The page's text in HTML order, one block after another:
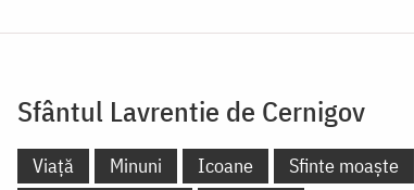
Sfântul Lavrentie de Cernigov
Viață Minuni Icoane
Sfinte moaște